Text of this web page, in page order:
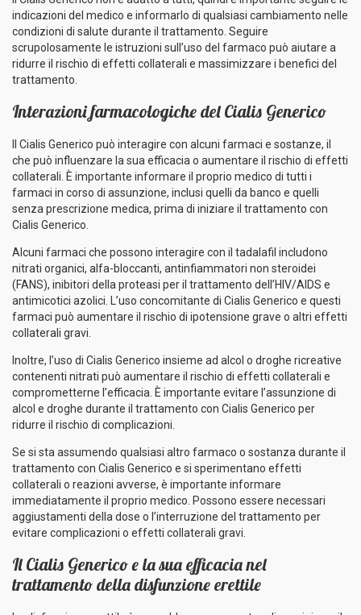
indicazioni del medico e informarlo di qualsiasi cambiamento nelle
condizioni di salute durante il trattamento. Seguire
scrupolosamente le istruzioni sull’uso del farmaco può aiutare a
ridurre il rischio di effetti collaterali e massimizzare i benefici del
trattamento.
Interazioni farmacologiche del Cialis Generico
Il Cialis Generico può interagire con alcuni farmaci e sostanze, il
che può influenzare la sua efficacia o aumentare il rischio di effetti
collaterali. È importante informare il proprio medico di tutti i
farmaci in corso di assunzione, inclusi quelli da banco e quelli
senza prescrizione medica, prima di iniziare il trattamento con
Cialis Generico.
Alcuni farmaci che possono interagire con il tadalafil includono
nitrati organici, alfa-bloccanti, antinfiammatori non steroidei
(FANS), inibitori della proteasi per il trattamento dell’HIV/AIDS e
antimicotici azolici. L’uso concomitante di Cialis Generico e questi
farmaci può aumentare il rischio di ipotensione grave o altri effetti
collaterali gravi.
Inoltre, l’uso di Cialis Generico insieme ad alcol o droghe ricreative
contenenti nitrati può aumentare il rischio di effetti collaterali e
comprometterne l’efficacia. È importante evitare l’assunzione di
alcol e droghe durante il trattamento con Cialis Generico per
ridurre il rischio di complicazioni.
Se si sta assumendo qualsiasi altro farmaco o sostanza durante il
trattamento con Cialis Generico e si sperimentano effetti
collaterali o reazioni avverse, è importante informare
immediatamente il proprio medico. Possono essere necessari
aggiustamenti della dose o l’interruzione del trattamento per
evitare complicazioni o effetti collaterali gravi.
Il Cialis Generico e la sua efficacia nel
trattamento della disfunzione erettile